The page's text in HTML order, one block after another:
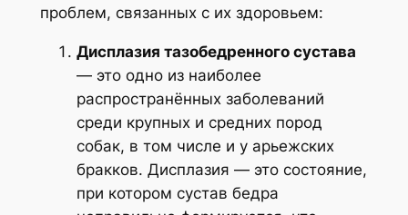
проблем, связанных с их здоровьем:
Дисплазия тазобедренного сустава
— это одно из наиболее
распространённых заболеваний
среди крупных и средних пород
собак, в том числе и у арьежских
бракков. Дисплазия — это состояние,
при котором сустав бедра